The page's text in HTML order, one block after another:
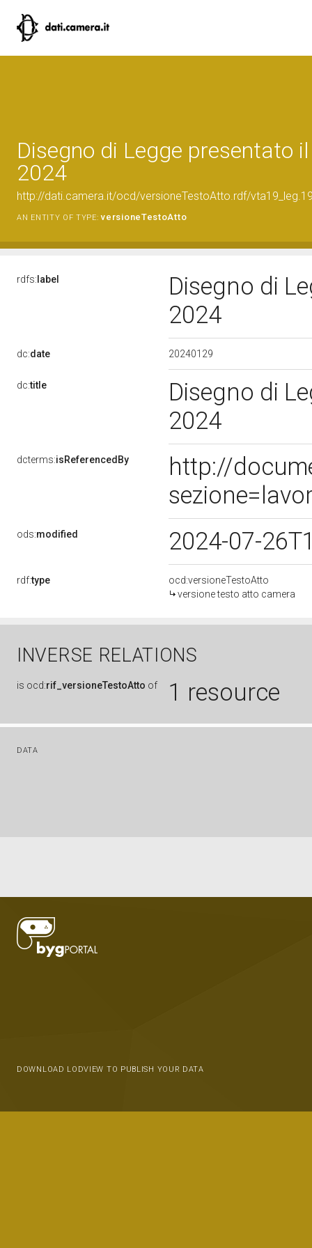
Disegno di Legge presentato
2024
http://dati.camera.it/ocd/versioneTestoAtto.rdf/
AN ENTITY OF TYPE: versioneTestoAtto
rdfs: label
Disegno di
2024
dc:date 20240129
dc:title
Disegno di
2024
dcterms:isReferencedBy
http://
ods:modified 2024-07-
rdf:type
ocd:versioneTestoAtto
versione testo atto camera
INVERSE RELATIONS
is ocd:rif_versioneTestoAtto of 1 resource
DATA
DOWNLOAD LODVIEW TO PUBLISH YOUR DATA